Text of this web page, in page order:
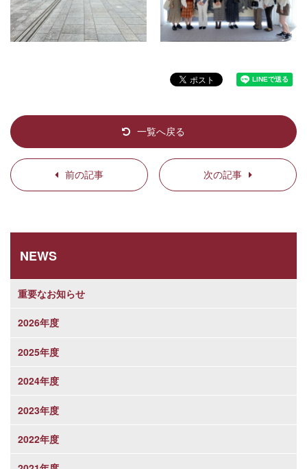
前の記事
一覧へ戻る
次の記事
NEWS
重要なお知らせ
2026年度
2025年度
2024年度
2023年度
2022年度